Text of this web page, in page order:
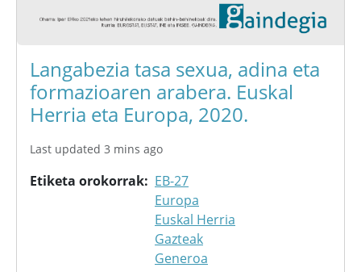
Langabezia tasa sexua, adina eta
formazioaren arabera. Euskal
Herria eta Europa, 2020.
Last updated 3 mins ago
Etiketa orokorrak
EB-27
Europa
Euskal Herria
Gazteak
Generoa